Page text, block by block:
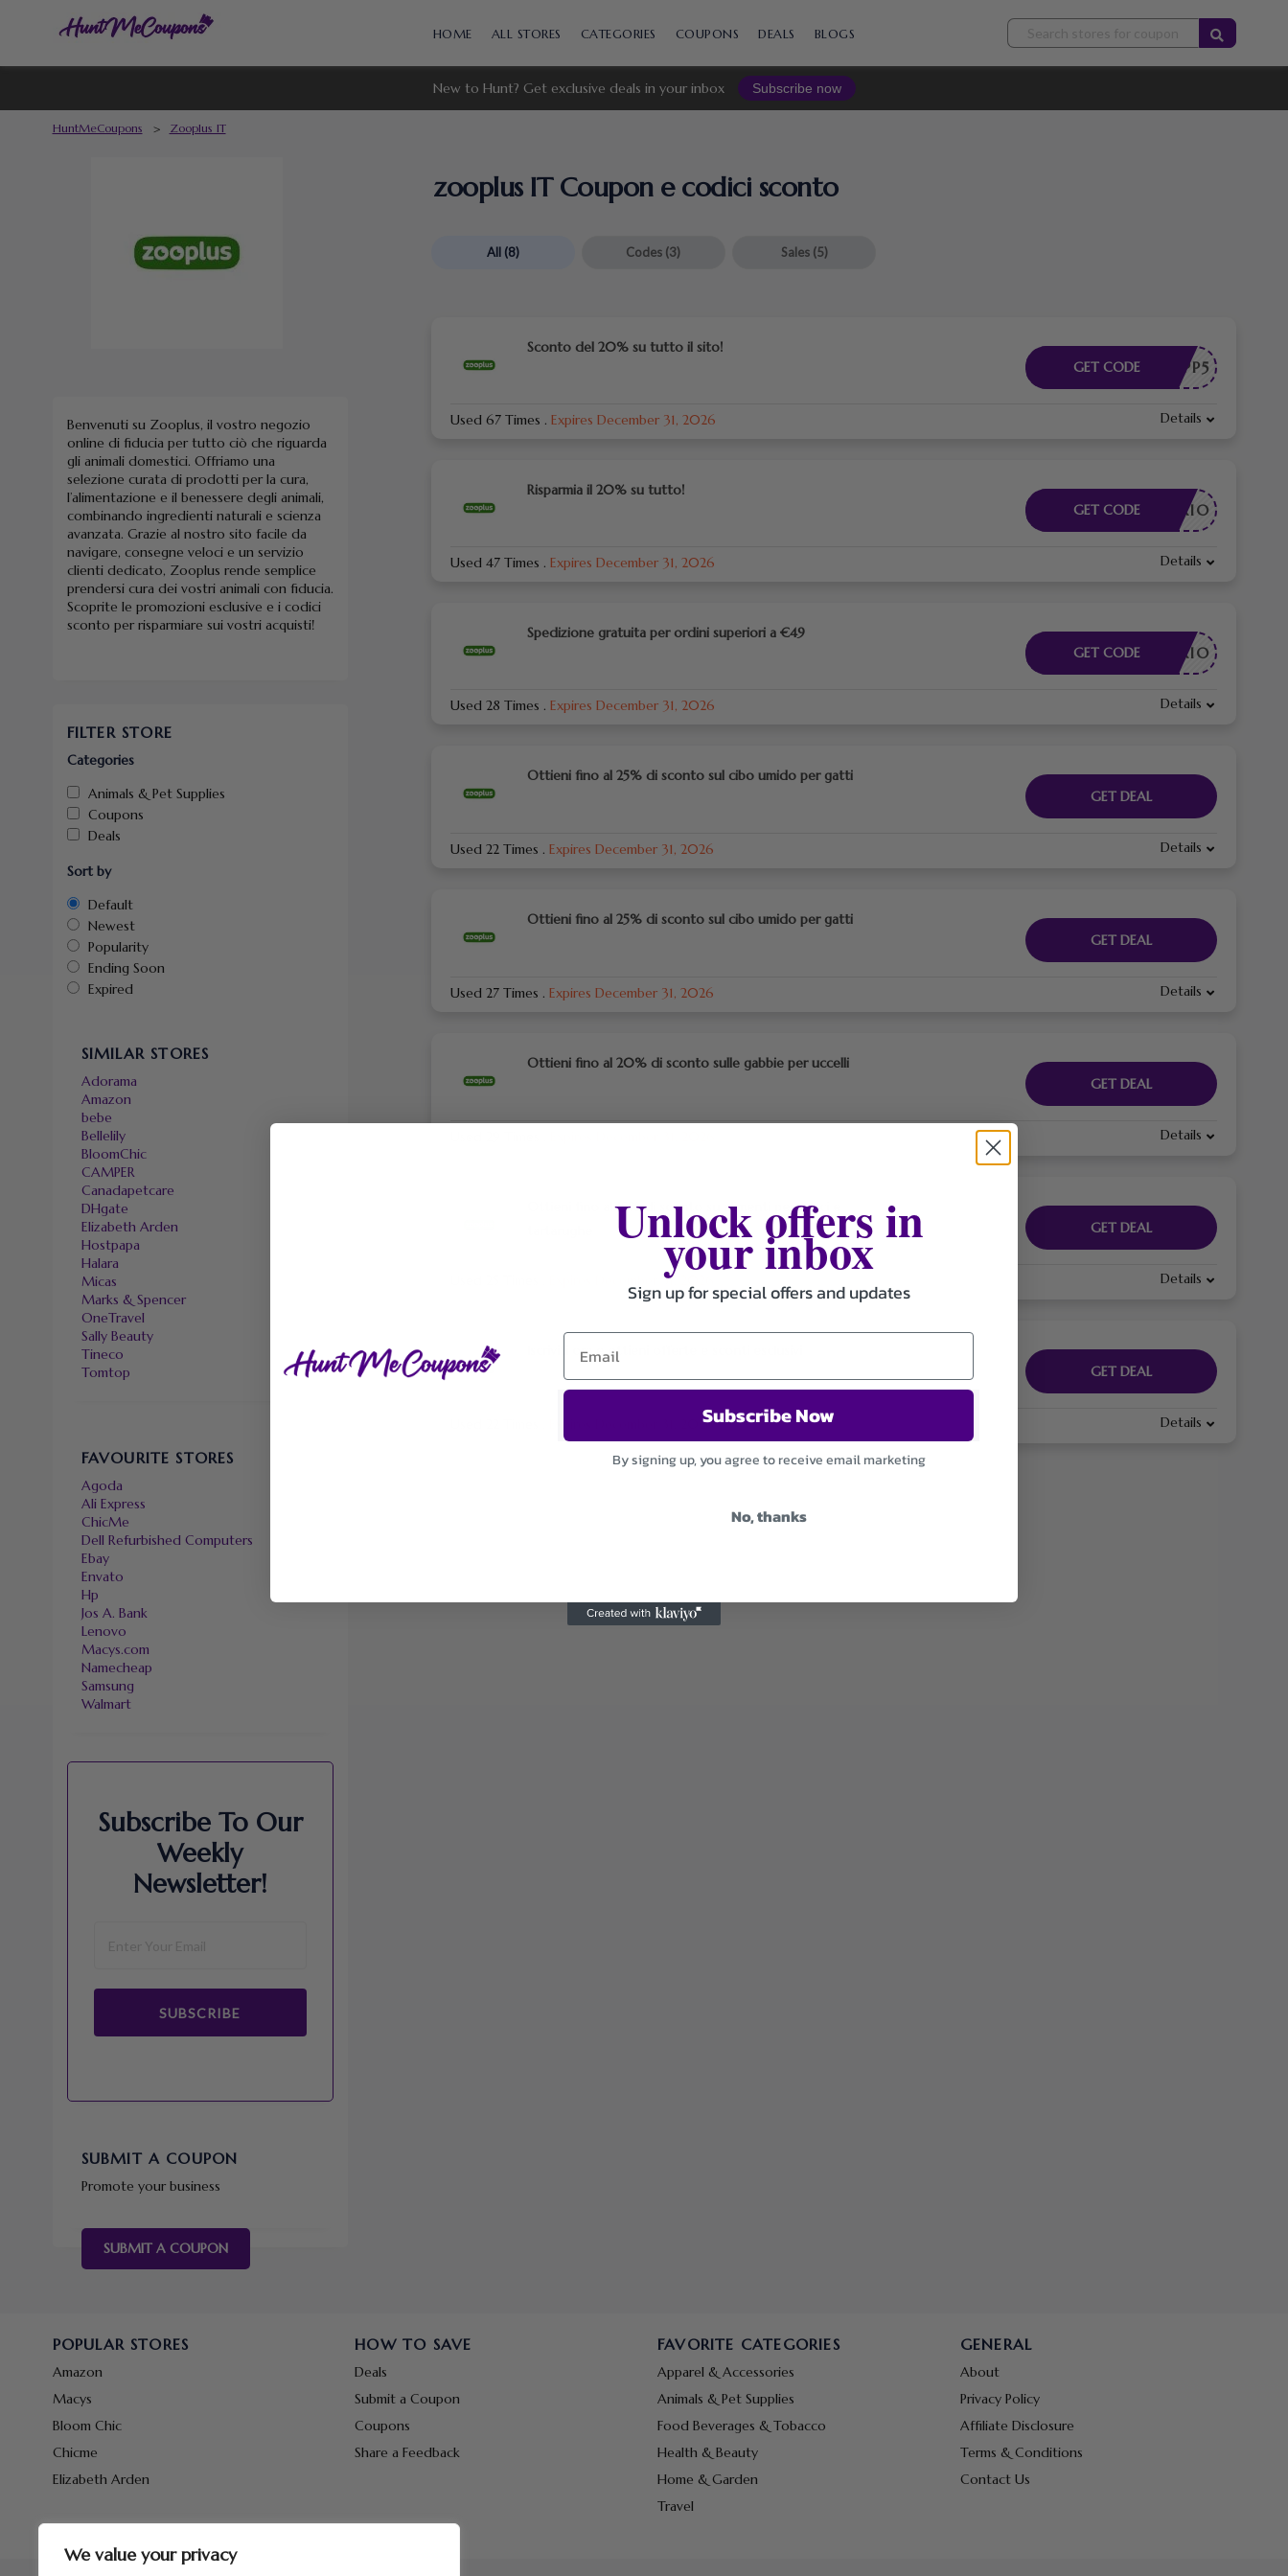
We value your privacy
to
HOME ALL STORES CATEGORIES COUPONS DEALS BLOGS
New to Hunt? Get exclusive deals in your inbox Subscribe now
HuntMeCoupons > Zooplus IT
zooplus IT Coupon e codici sconto
All (8) Codes (3) Sales (5)
Sconto del 20% su tutto il sito!
COMEAPP5
GET CODE
Used 67 Times . Expires December 31, 2026 Details
Risparmia il 20% su tutto!
CESSARIO
GET CODE
Used 47 Times . Expires December 31, 2026 Details
Spedizione gratuita per ordini superiori a €49
CESSARIO
GET CODE
Used 28 Times . Expires December 31, 2026 Details
Ottieni fino al 25% di sconto sul cibo umido per gatti
GET DEAL
Used 22 Times . Expires December 31, 2026 Details
Ottieni fino al 25% di sconto sul cibo umido per gatti
GET DEAL
Used 27 Times . Expires December 31, 2026 Details
Ottieni fino al 20% di sconto sulle gabbie per uccelli
GET DEAL
Details
Ottieni fino al 15% di sconto su alimenti per pesci e
GET DEAL
Expires December 31, 2026 Details
Iscriviti ora e ottieni offerte e sconti esclusivi
GET DEAL
Expires December 31, 2026 Details
Benvenuti su Zooplus, il vostro negozio
online di fiducia per tutto ciò che riguarda
gli animali domestici. Offriamo una
selezione curata di prodotti per la cura,
l’alimentazione e il benessere degli animali,
combinando ingredienti naturali e scienza
avanzata. Grazie al nostro sito facile da
navigare, consegne veloci e un servizio
clienti dedicato, Zooplus rende semplice
prendersi cura dei vostri animali con fiducia.
Scoprite le promozioni esclusive e i codici
sconto per risparmiare sui vostri acquisti!
FILTER STORE
Categories
Animals & Pet Supplies
Coupons
Deals
Sort by
Default
Newest
Popularity
Ending Soon
Expired
SIMILAR STORES
Adorama
Amazon
bebe
Bellelily
BloomChic
CAMPER
Canadapetcare
DHgate
Elizabeth Arden
Hostpapa
Halara
Micas
Marks & Spencer
OneTravel
Sally Beauty
Tineco
Tomtop
FAVOURITE STORES
Agoda
Ali Express
ChicMe
Dell Refurbished Computers
Ebay
Envato
Hp
Jos A. Bank
Lenovo
Macys.com
Namecheap
Samsung
Walmart
Subscribe To Our
Weekly
Newsletter!
SUBSCRIBE
SUBMIT A COUPON
Promote your business
SUBMIT A COUPON
POPULAR STORES
Amazon
Macys
Bloom Chic
Chicme
Elizabeth Arden
HOW TO SAVE
Deals
Submit a Coupon
Coupons
Share a Feedback
FAVORITE CATEGORIES
Apparel & Accessories
Animals & Pet Supplies
Food Beverages & Tobacco
Health & Beauty
Home & Garden
Travel
GENERAL
About
Privacy Policy
Affiliate Disclosure
Terms & Conditions
Contact Us
Unlock offers in
your inbox
Sign up for special offers and updates
Subscribe Now
By signing up, you agree to receive email marketing
No, thanks